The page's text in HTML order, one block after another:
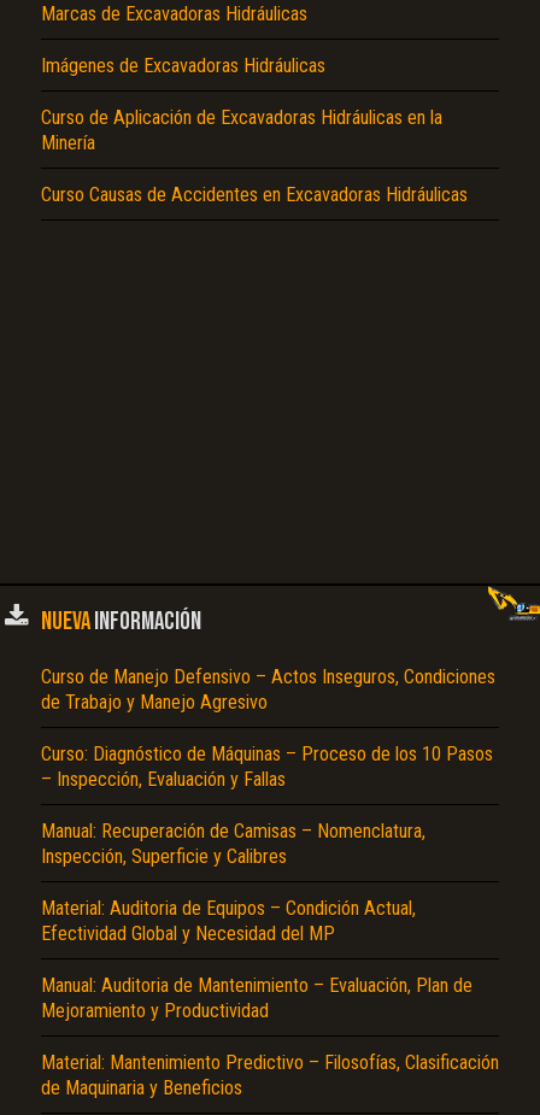
Marcas de Excavadoras Hidráulicas
Imágenes de Excavadoras Hidráulicas
Curso de Aplicación de Excavadoras Hidráulicas en la
Minería
Curso Causas de Accidentes en Excavadoras Hidráulicas
NUEVAINFORMACIÓN
Curso de Manejo Defensivo – Actos Inseguros, Condiciones
de Trabajo y Manejo Agresivo
Curso: Diagnóstico de Máquinas – Proceso de los 10 Pasos
– Inspección, Evaluación y Fallas
Manual: Recuperación de Camisas – Nomenclatura,
Inspección, Superficie y Calibres
Material: Auditoria de Equipos – Condición Actual,
Efectividad Global y Necesidad del MP
Manual: Auditoria de Mantenimiento – Evaluación, Plan de
Mejoramiento y Productividad
Material: Mantenimiento Predictivo – Filosofías, Clasificación
de Maquinaria y Beneficios